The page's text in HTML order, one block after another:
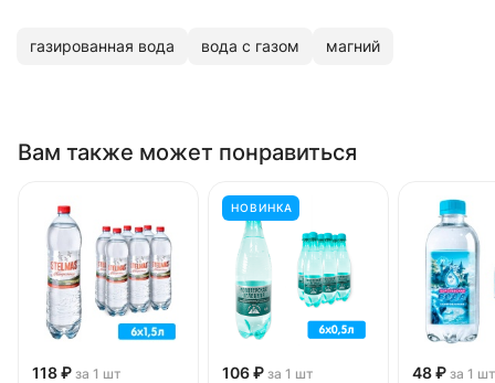
газированная вода вода с газом магний
Вам также может понравиться
118 ₽ за 1 шт
НОВИНКА
106 ₽ за 1 шт
48 ₽ за 1 шт